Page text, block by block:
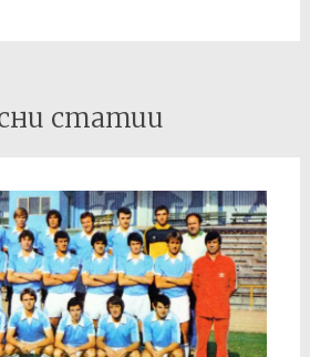
статии